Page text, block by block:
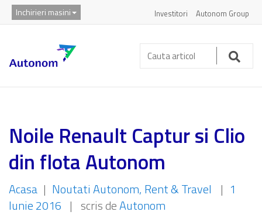
Inchirieri masini Investitori Autonom Group
Cauta
articol:
Noile Renault Captur si Clio
din flota Autonom
Acasa | Noutati Autonom Rent & Travel | 1
Iunie 2016 | scris deAutonom